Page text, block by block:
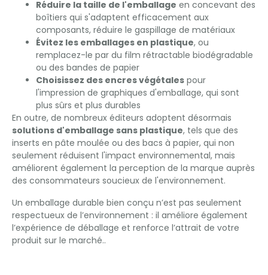
Réduire la taille de l'emballage en concevant des
boîtiers qui s'adaptent efficacement aux
composants, réduire le gaspillage de matériaux
Évitez les emballages en plastique, ou
remplacez-le par du film rétractable biodégradable
ou des bandes de papier
Choisissez des encres végétales pour
l'impression de graphiques d'emballage, qui sont
plus sûrs et plus durables
En outre, de nombreux éditeurs adoptent désormais
solutions d'emballage sans plastique, tels que des
inserts en pâte moulée ou des bacs à papier, qui non
seulement réduisent l'impact environnemental, mais
améliorent également la perception de la marque auprès
des consommateurs soucieux de l'environnement.
Un emballage durable bien conçu n’est pas seulement
respectueux de l’environnement : il améliore également
l’expérience de déballage et renforce l’attrait de votre
produit sur le marché..